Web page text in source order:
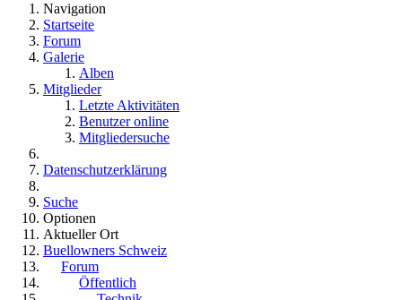
Navigation
Startseite
Forum
Galerie
Alben
Mitglieder
Letzte Aktivitäten
Benutzer online
Mitgliedersuche
Datenschutzerklärung
Suche
Optionen
Aktueller Ort
Buellowners Schweiz
Forum
Öffentlich